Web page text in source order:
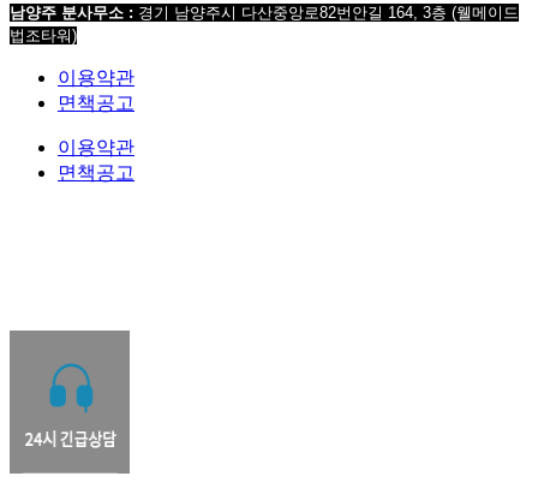
남양주 분사무소 : 경기 남양주시 다산중앙로82번안길 164, 3층 (웰메이드
법조타워)
이용약관
면책공고
이용약관
면책공고